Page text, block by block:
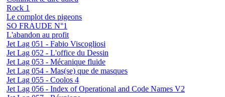
Rock 1
Le complot des pigeons
SO FRAUDE N°1
L'abandon au profit
Jet Lag 051 - Fabio Viscogliosi
Jet Lag 052 - L'office du Dessin
Jet Lag 053 - Mécanique fluide
Jet Lag 054 - Mas(se) que de masques
Jet Lag 055 - Coolos 4
Jet Lag 056 - Index of Operational and Code Names V2